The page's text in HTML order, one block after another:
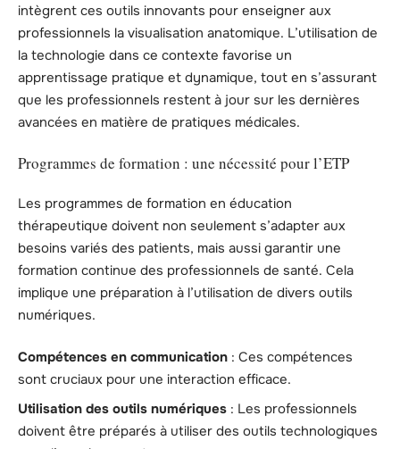
intègrent ces outils innovants pour enseigner aux
professionnels la visualisation anatomique. L’utilisation de
la technologie dans ce contexte favorise un
apprentissage pratique et dynamique, tout en s’assurant
que les professionnels restent à jour sur les dernières
avancées en matière de pratiques médicales.
Programmes de formation : une nécessité pour l’ETP
Les programmes de formation en éducation
thérapeutique doivent non seulement s’adapter aux
besoins variés des patients, mais aussi garantir une
formation continue des professionnels de santé. Cela
implique une préparation à l’utilisation de divers outils
numériques.
Compétences en communication : Ces compétences
sont cruciaux pour une interaction efficace.
Utilisation des outils numériques : Les professionnels
doivent être préparés à utiliser des outils technologiques